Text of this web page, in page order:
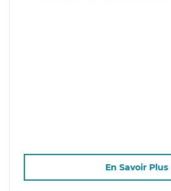
En Savoir Plus